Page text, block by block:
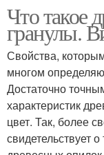
Что такое
гранулы.
Свойства,
многом
Достаточно
характеристик
цвет. Так, более
свидетельствует